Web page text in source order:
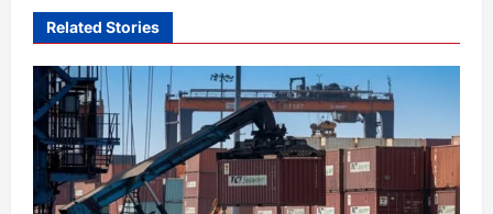
g
a
t
i
o
Related Stories